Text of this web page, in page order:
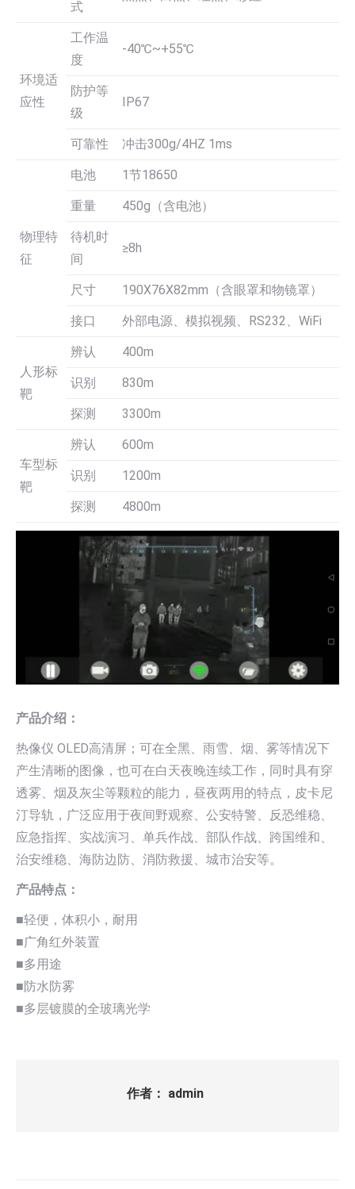
式
环境适
应性
工作温
度
-40℃~+55℃
防护等
级
IP67
可靠性 冲击300g/4HZ 1ms
物理特
征
电池 1节18650
重量 450g（含电池）
待机时
间
≥8h
尺寸 190X76X82mm（含眼罩和物镜罩）
接口 外部电源、模拟视频、RS232、WiFi
人形标
靶
辨认 400m
识别 830m
探测 3300m
车型标
靶
辨认 600m
识别 1200m
探测 4800m
产品介绍：
热像仪 OLED高清屏；可在全黑、雨雪、烟、雾等情况下
产生清晰的图像，也可在白天夜晚连续工作，同时具有穿
透雾、烟及灰尘等颗粒的能力，昼夜两用的特点，皮卡尼
汀导轨，广泛应用于夜间野观察、公安特警、反恐维稳、
应急指挥、实战演习、单兵作战、部队作战、跨国维和、
治安维稳、海防边防、消防救援、城市治安等。
产品特点：
■轻便，体积小，耐用
■广角红外装置
■多用途
■防水防雾
■多层镀膜的全玻璃光学
作者： admin